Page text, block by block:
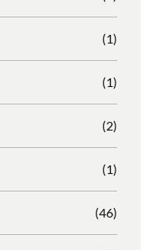
(1)
(1)
(2)
(1)
(46)